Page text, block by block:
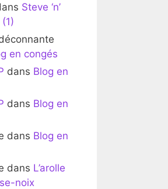
Steve ‘n’
en congés
dans Blog en
dans Blog en
dans Blog en
dans L’arolle
noix